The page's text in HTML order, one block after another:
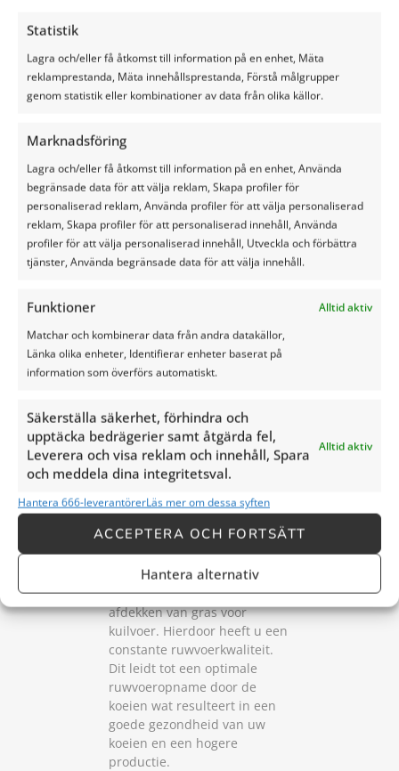
Statistik
Lagra och/eller få åtkomst till information på en enhet, Mäta
reklamprestanda, Mäta innehållsprestanda, Förstå målgrupper
genom statistik eller kombinationer av data från olika källor.
Marknadsföring
Lagra och/eller få åtkomst till information på en enhet, Använda
begränsade data för att välja reklam, Skapa profiler för
personaliserad reklam, Använda profiler för att välja personaliserad
reklam, Skapa profiler för att personaliserad innehåll, Använda
profiler för att välja personaliserad innehåll, Utveckla och förbättra
tjänster, Använda begränsade data för att välja innehåll.
Funktioner
Alltid aktiv
Matchar och kombinerar data från andra datakällor,
Länka olika enheter, Identifierar enheter baserat på
information som överförs automatiskt.
Säkerställa säkerhet, förhindra och
upptäcka bedrägerier samt åtgärda fel,
Leverera och visa reklam och innehåll, Spara
och meddela dina integritetsval.
Alltid aktiv
Hantera 666-leverantörerLäs mer om dessa syften
ACCEPTERA OCH FORTSÄTT
Hantera alternativ
3. Houd het
weer in de
gaten
Het is belangrijk om de
weersomstandigheden in de
gaten te houden voordat u
het gras afdekt voor kuilvoer.
Als u regen verwacht, wilt u
het gras afdekken van tevoren
4. Gebruik
Om er zeker van te zijn dat u
de beste resultaten behaalt,
raden wij u aan het product
Silage Safe te gebruiken.
Silage Safe is speciaal
ontworpen om ervoor te
zorgen dat u de beste
resultaten behaalt bij het
afdekken van gras voor
kuilvoer. Hierdoor heeft u een
constante ruwvoerkwaliteit.
Dit leidt tot een optimale
ruwvoeropname door de
koeien wat resulteert in een
goede gezondheid van uw
koeien en een hogere
productie.